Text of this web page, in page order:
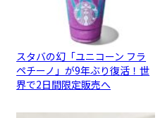
スタバの幻「ユニコーン フラ
ペチーノ」が9年ぶり復活！世
界で2日間限定販売へ